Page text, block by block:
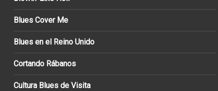
Blues Cover Me
Blues en el Reino Unido
Cortando Rábanos
Cultura Blues de Visita